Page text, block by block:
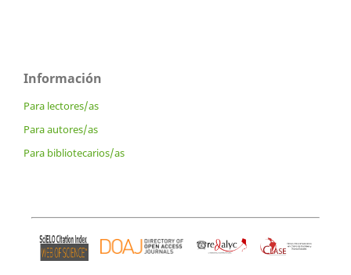
Información
Para lectores/as
Para autores/as
Para bibliotecarios/as